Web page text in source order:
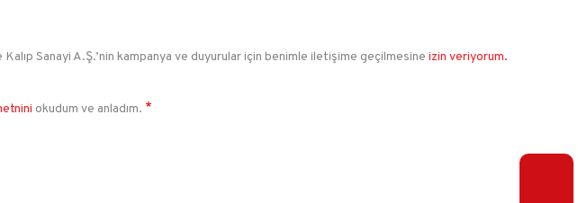
Sanayi A.Ş.’nin kampanya ve duyurular için benimle iletişime geçilmesine izin veriyorum.
okudum ve anladım.